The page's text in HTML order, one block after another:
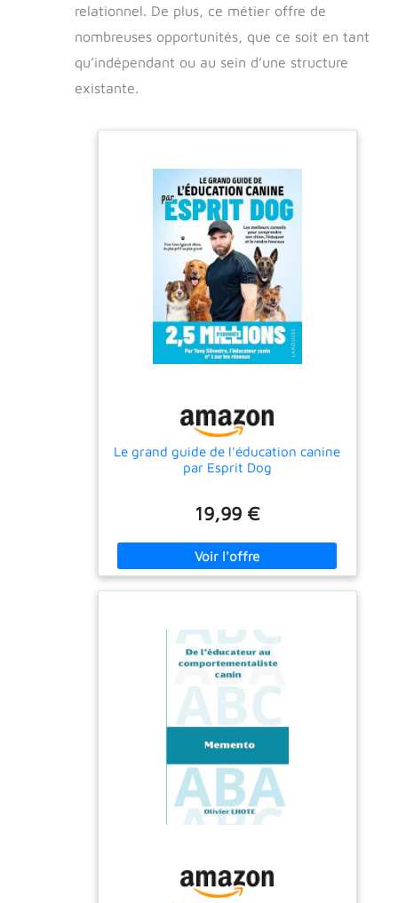
relationnel. De plus, ce métier offre de
nombreuses opportunités, que ce soit en tant
qu’indépendant ou au sein d’une structure
existante.
Le grand guide de l'éducation canine
par Esprit Dog
19,99 €